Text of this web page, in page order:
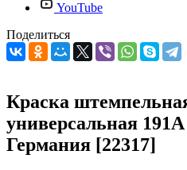
YouTube
Поделиться
Краска
универсальная
Германия [22317]